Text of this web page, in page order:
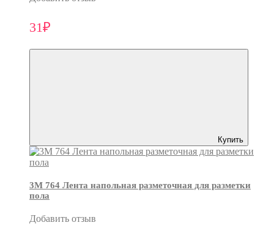
31₽
Купить
3M 764 Лента напольная разметочная для разметки
пола
Добавить отзыв